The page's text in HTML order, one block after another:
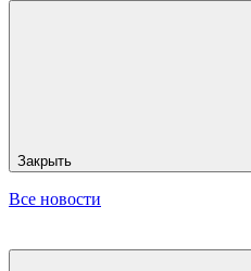
Закрыть
Все новости